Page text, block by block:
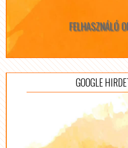
FELHASZNÁLÓ
GOOGLE